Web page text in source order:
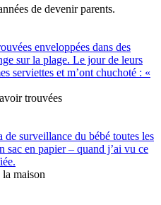
de devenir parents.
enveloppées dans des
sur la plage. Le jour de leurs
serviettes et m’ont chuchoté : «
trouvées
surveillance du bébé toutes les
sac en papier – quand j’ai vu ce
la maison